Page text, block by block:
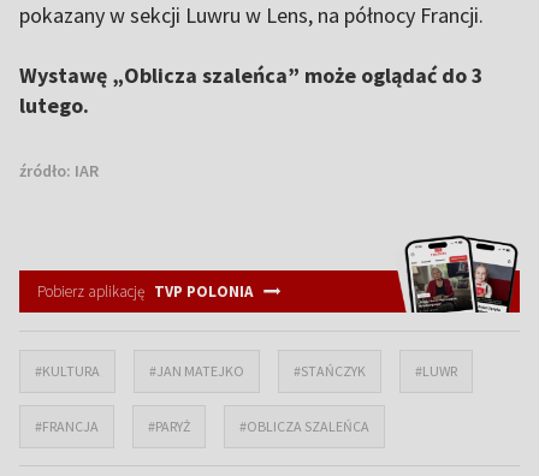
pokazany w sekcji Luwru w Lens, na północy Francji.
Wystawę „Oblicza szaleńca” może oglądać do 3
lutego.
źródło: IAR
Pobierz aplikację TVP POLONIA
#KULTURA #JAN MATEJKO #STAŃCZYK #LUWR
#FRANCJA #PARYŻ #OBLICZA SZALEŃCA